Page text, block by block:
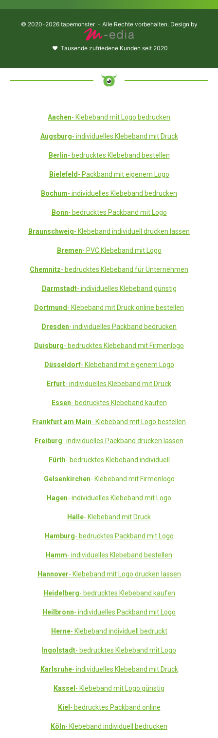
© 2020-2026 tapemonster - Alle Rechte vorbehalten. Design by
♥ Tausende zufriedene Kunden seit 2020
Aachen- Klebeband mit Logo bedrucken
Augsburg- individuelles Klebeband mit Druck
Berlin- bedrucktes Klebeband bestellen
Bielefeld - Packband mit eigenem Logo
Bochum- individuelles Klebeband bedrucken
Bonn- bedrucktes Packband mit Logo
Braunschweig- Klebeband individuell drucken lassen
Bremen- PVC Klebeband mit Logo
Chemnitz- bedrucktes Klebeband für Unternehmen
Darmstadt- individuelles Klebeband günstig
Dortmund - Klebeband mit Druck online bestellen
Dresden- individuelles Packband bedrucken
Duisburg- bedrucktes Klebeband mit Firmenlogo
Düsseldorf- Klebeband mit eigenem Logo
Erfurt- individuelles Klebeband mit Druck
Essen- bedrucktes Klebeband kaufen
Frankfurt am Main- Klebeband mit Logo bestellen
Freiburg- individuelles Packband drucken lassen
Fürth- bedrucktes Klebeband individuell
Gelsenkirchen- Klebeband mit Firmenlogo
Hagen- individuelles Klebeband mit Logo
Halle- Klebeband mit Druck
Hamburg- bedrucktes Packband mit Logo
Hamm- individuelles Klebeband bestellen
Hannover- Klebeband mit Logo drucken lassen
Heidelberg- bedrucktes Klebeband kaufen
Heilbronn- individuelles Packband mit Logo
Herne- Klebeband individuell bedruckt
Ingolstadt- bedrucktes Klebeband mit Logo
Karlsruhe- individuelles Klebeband mit Druck
Kassel - Klebeband mit Logo günstig
Kiel - bedrucktes Packband online
Köln- Klebeband individuell bedrucken